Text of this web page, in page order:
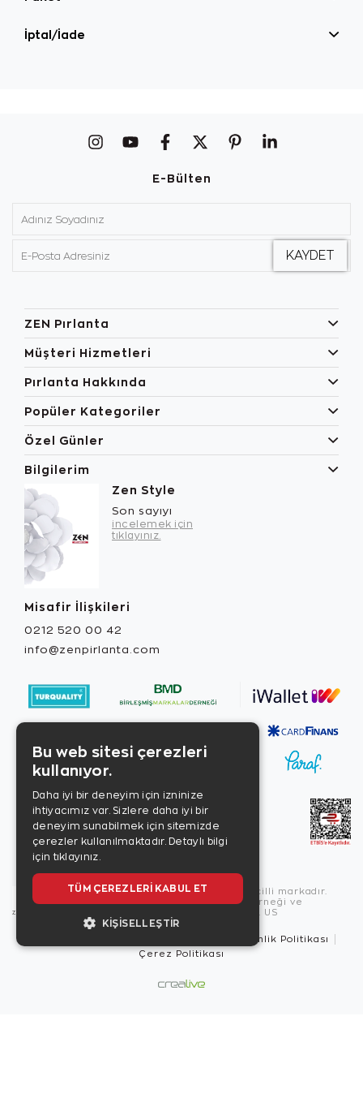
İptal/İade
E-Bülten
ZEN Pırlanta
Müşteri Hizmetleri
Pırlanta Hakkında
Popüler Kategoriler
Özel Günler
Bilgilerim
Zen Style
Son sayıyı
incelemek için
tıklayınız.
Misafir İlişkileri
0212 520 00 42
info@zenpirlanta.com
Copyright © 2026, Zen Diamond tescilli markadır.
Zen Diamond Birleşmiş Markalar Derneği ve
Turquality Destek Programı üyesidir. US
Güvenlik Politikası
Çerez Politikası
Bu web sitesi çerezleri
kullanıyor.
Daha iyi bir deneyim için izninize
ihtiyacımız var. Sizlere daha iyi bir
deneyim sunabilmek için sitemizde
çerezler kullanılmaktadır. Detaylı bilgi
için tıklayınız.
TÜM ÇEREZLERI KABUL ET
KIŞISELLEŞTIR